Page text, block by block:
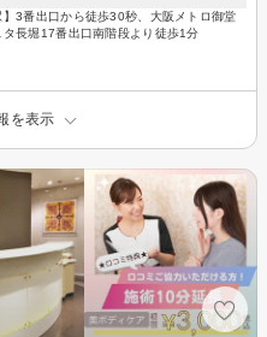
3番出口から徒歩30秒、大阪メトロ御堂
長堀17番出口南階段より徒歩1分
を表示